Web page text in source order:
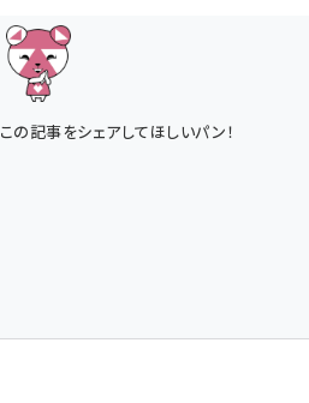
この記事をシェアしてほしいパン！